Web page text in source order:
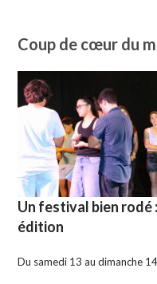
Coup de cœur du
Un festival bien rodé
édition
Du samedi 13 au dimanche